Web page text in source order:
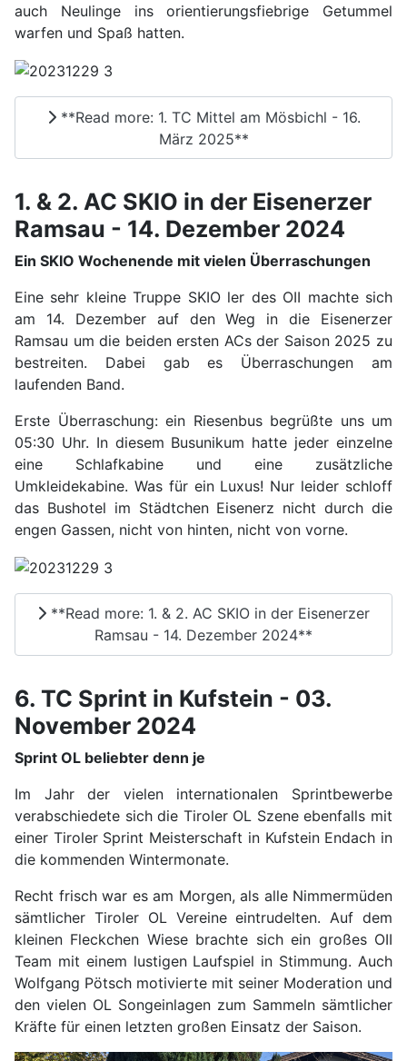
auch Neulinge ins orientierungsfiebrige Getummel
warfen und Spaß hatten.
**Read more: 1. TC Mittel am Mösbichl - 16.
März 2025**
1. & 2. AC SKIO in der Eisenerzer
Ramsau - 14. Dezember 2024
Ein SKIO Wochenende mit vielen Überraschungen
Eine sehr kleine Truppe SKIO ler des OII machte sich
am 14. Dezember auf den Weg in die Eisenerzer
Ramsau um die beiden ersten ACs der Saison 2025 zu
bestreiten. Dabei gab es Überraschungen am
laufenden Band.
Erste Überraschung: ein Riesenbus begrüßte uns um
05:30 Uhr. In diesem Busunikum hatte jeder einzelne
eine Schlafkabine und eine zusätzliche
Umkleidekabine. Was für ein Luxus! Nur leider schloff
das Bushotel im Städtchen Eisenerz nicht durch die
engen Gassen, nicht von hinten, nicht von vorne.
**Read more: 1. & 2. AC SKIO in der Eisenerzer
Ramsau - 14. Dezember 2024**
6. TC Sprint in Kufstein - 03.
November 2024
Sprint OL beliebter denn je
Im Jahr der vielen internationalen Sprintbewerbe
verabschiedete sich die Tiroler OL Szene ebenfalls mit
einer Tiroler Sprint Meisterschaft in Kufstein Endach in
die kommenden Wintermonate.
Recht frisch war es am Morgen, als alle Nimmermüden
sämtlicher Tiroler OL Vereine eintrudelten. Auf dem
kleinen Fleckchen Wiese brachte sich ein großes OII
Team mit einem lustigen Laufspiel in Stimmung. Auch
Wolfgang Pötsch motivierte mit seiner Moderation und
den vielen OL Songeinlagen zum Sammeln sämtlicher
Kräfte für einen letzten großen Einsatz der Saison.